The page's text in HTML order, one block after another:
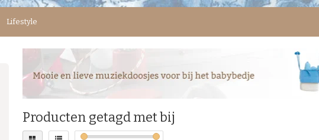
Lifestyle
Producten getagd met bij